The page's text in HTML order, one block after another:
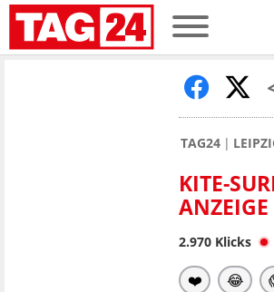
TAG24
KITE-
ANZEIGE
2.970 Klicks
❤️ 😂